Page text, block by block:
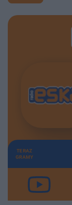
TERAZ
GRAMY